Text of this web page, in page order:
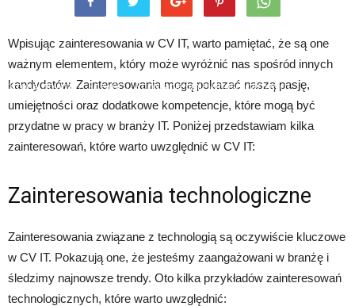
Strona główna Rozwój Rozwijanie umiejętności cyfrowych
Wpisując zainteresowania w CV IT, warto pamiętać, że są one
ważnym elementem, który może wyróżnić nas spośród innych
kandydatów. Zainteresowania mogą pokazać naszą pasję,
umiejętności oraz dodatkowe kompetencje, które mogą być
przydatne w pracy w branży IT. Poniżej przedstawiam kilka
zainteresowań, które warto uwzględnić w CV IT:
Zainteresowania technologiczne
Zainteresowania związane z technologią są oczywiście kluczowe
w CV IT. Pokazują one, że jesteśmy zaangażowani w branżę i
śledzimy najnowsze trendy. Oto kilka przykładów zainteresowań
technologicznych, które warto uwzględnić: